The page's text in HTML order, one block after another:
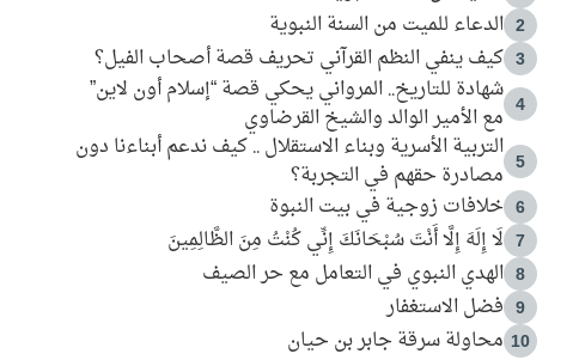
2 الدعاء للميت من السنة النبوية
3 كيف ينفي النظم القرآني تحريف قصة أصحاب الفيل؟
4
شهادة للتاريخ.. المرواني يحكي قصة “إسلام أون لاين”
مع الأمير الوالد والشيخ القرضاوي
5
التربية الأسرية وبناء الاستقلال .. كيف ندعم أبناءنا دون
مصادرة حقهم في التجربة؟
6 خلافات زوجية في بيت النبوة
7 لَا إِلَهَ إِلَّا أَنْتَ سُبْحَانَكَ إِنِّي كُنْتُ مِنَ الظَّالِمِينَ
8 الهدي النبوي في التعامل مع حر الصيف
9 فضل الاستغفار
10 محاولة سرقة جابر بن حيان